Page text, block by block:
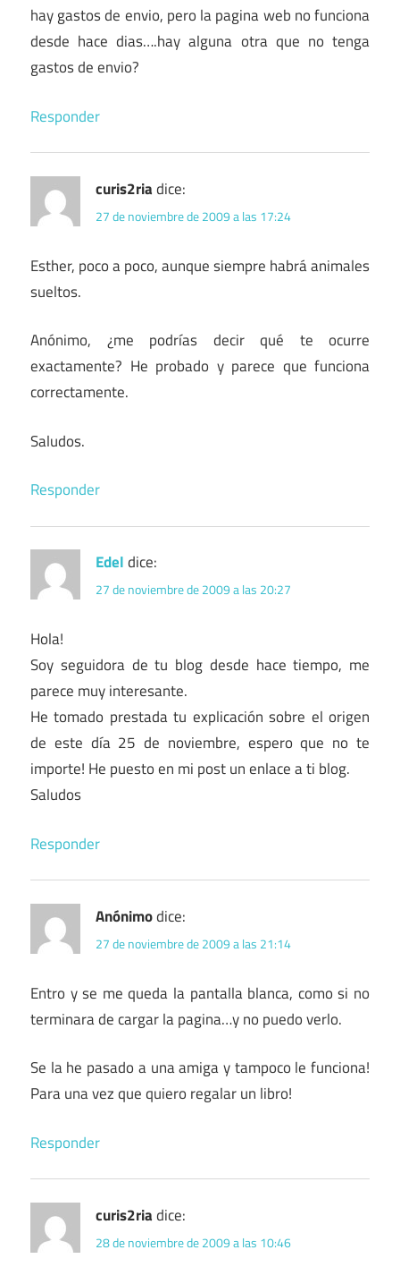
hay gastos de envio, pero la pagina web no funciona
desde hace dias….hay alguna otra que no tenga
gastos de envio?
Responder
curis2riadice:
27 de noviembre de 2009 a las 17:24
Esther, poco a poco, aunque siempre habrá animales
sueltos.
Anónimo, ¿me podrías decir qué te ocurre
exactamente? He probado y parece que funciona
correctamente.
Saludos.
Responder
Edeldice:
27 de noviembre de 2009 a las 20:27
Hola!
Soy seguidora de tu blog desde hace tiempo, me
parece muy interesante.
He tomado prestada tu explicación sobre el origen
de este día 25 de noviembre, espero que no te
importe! He puesto en mi post un enlace a ti blog.
Saludos
Responder
Anónimodice:
27 de noviembre de 2009 a las 21:14
Entro y se me queda la pantalla blanca, como si no
terminara de cargar la pagina…y no puedo verlo.
Se la he pasado a una amiga y tampoco le funciona!
Para una vez que quiero regalar un libro!
Responder
curis2riadice:
28 de noviembre de 2009 a las 10:46